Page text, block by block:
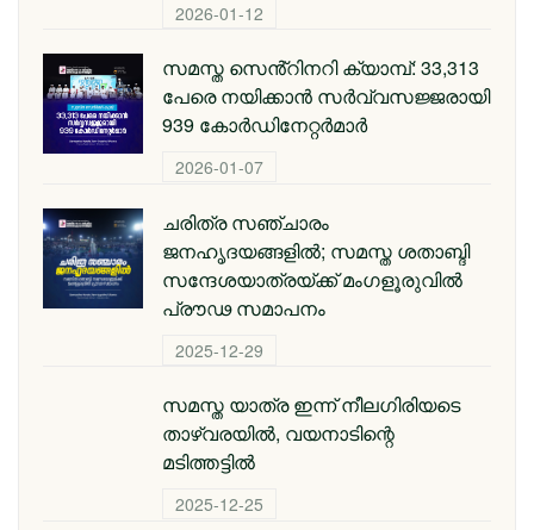
2026-01-12
സമസ്ത സെൻ്റിനറി ക്യാമ്പ്: 33,313
പേരെ നയിക്കാൻ സർവ്വസജ്ജരായി
939 കോർഡിനേറ്റർമാർ
2026-01-07
ചരിത്ര സഞ്ചാരം
ജനഹൃദയങ്ങളിൽ; സമസ്ത ശതാബ്ദി
സന്ദേശയാത്രയ്ക്ക് മംഗളൂരുവിൽ
പ്രൗഢ സമാപനം
2025-12-29
സമസ്ത യാത്ര ഇന്ന് നീലഗിരിയടെ
താഴ്‌വരയിൽ, വയനാടിന്റെ
മടിത്തട്ടിൽ
2025-12-25